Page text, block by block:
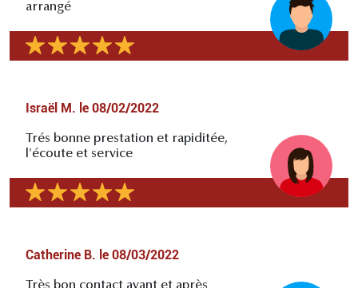
arrangé
Israël M. le 08/02/2022
Trés bonne prestation et rapiditée,
l'écoute et service
Catherine B. le 08/03/2022